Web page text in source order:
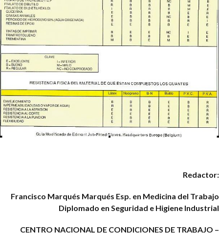
Redactor:
Francisco Marqués Marqués Esp. en Medicina del Trabajo
Diplomado en Seguridad e Higiene Industrial
CENTRO NACIONAL DE CONDICIONES DE TRABAJO –